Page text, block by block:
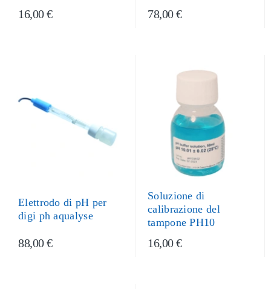
16,00 € 78,00 €
Elettrodo di pH per
digi ph aqualyse
88,00 €
Soluzione di
calibrazione del
tampone PH10
16,00 €